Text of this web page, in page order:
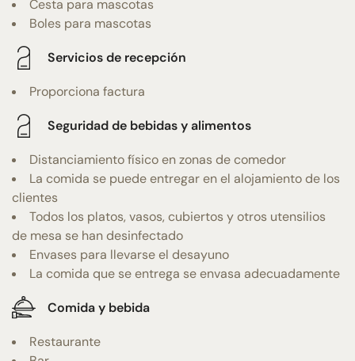
Cesta para mascotas
Boles para mascotas
Servicios de recepción
Proporciona factura
Seguridad de bebidas y alimentos
Distanciamiento físico en zonas de comedor
La comida se puede entregar en el alojamiento de los
clientes
Todos los platos, vasos, cubiertos y otros utensilios
de mesa se han desinfectado
Envases para llevarse el desayuno
La comida que se entrega se envasa adecuadamente
Comida y bebida
Restaurante